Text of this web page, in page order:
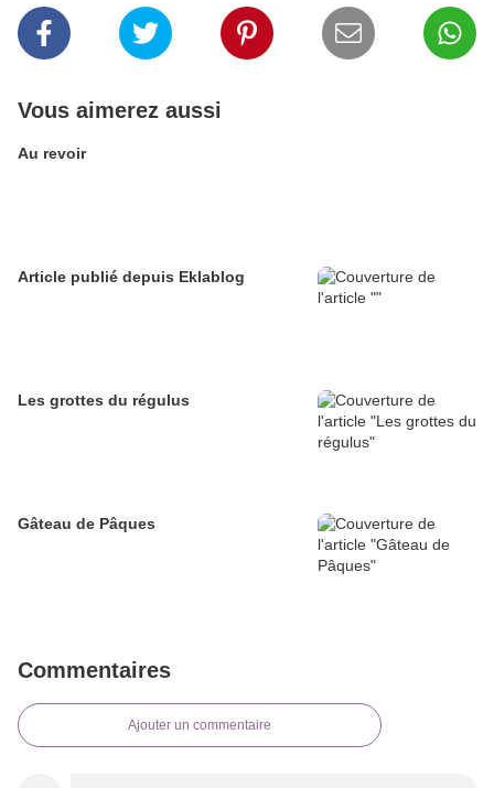
Vous aimerez aussi
Au revoir
Article publié depuis Eklablog
Les grottes du régulus
Gâteau de Pâques
Commentaires
Ajouter un commentaire